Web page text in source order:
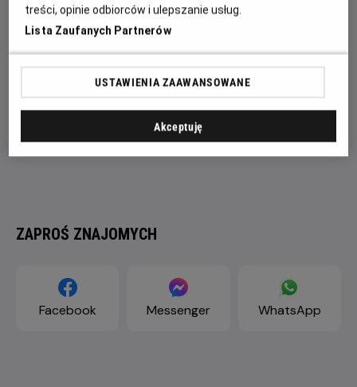
ZAPROŚ ZNAJOMYCH
Facebook Messenger WhatsApp
treści, opinie odbiorców i ulepszanie usług.
Lista Zaufanych Partnerów
USTAWIENIA ZAAWANSOWANE
Akceptuję